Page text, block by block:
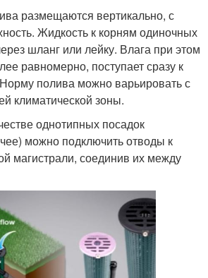
размещаются вертикально, с
Жидкость к корням одиночных
шланг или лейку. Влага при этом
равномерно, поступает сразу к
полива можно варьировать с
климатической зоны.
однотипных посадок
можно подключить отводы к
магистрали, соединив их между